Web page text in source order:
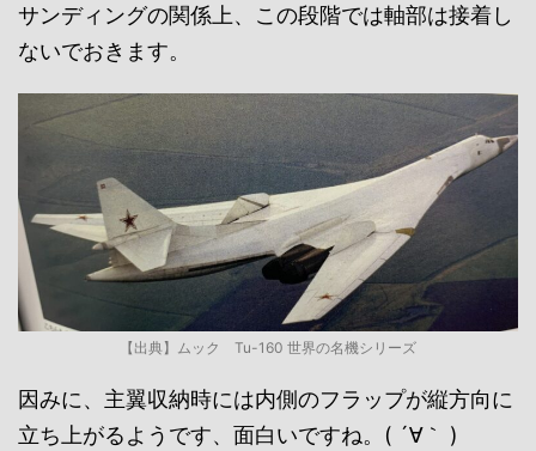
サンディングの関係上、この段階では軸部は接着し
ないでおきます。
【出典】ムック Tu-160 世界の名機シリーズ
因みに、主翼収納時には内側のフラップが縦方向に
立ち上がるようです、面白いですね。( ´∀｀ )